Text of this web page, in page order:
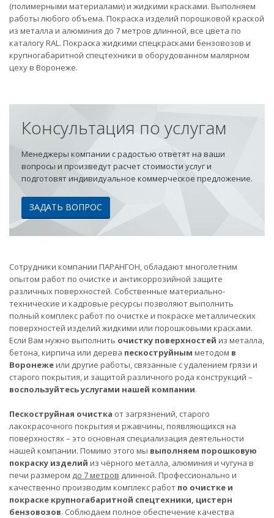
(полимерными материалами) и жидкими красками. Выполняем
работы любого объема. Покраска изделий порошковой краской
из металла и алюминия до 7 метров длинной, все цвета по
каталогу RAL. Покраска жидкими спецкрасками бензовозов и
крупногабаритной спецтехники в оборудованном малярном
цеху в Воронеже.
Консультация по услугам
Менеджеры компании с радостью ответят на ваши
вопросы и произведут расчет стоимости услуг и
подготовят индивидуальное коммерческое предложение.
ЗАДАТЬ ВОПРОС
Сотрудники компании ПАРАНГОН, обладают многолетним
опытом работ по очистке и антикоррозийной защите
различных поверхностей. Собственные материально-
технические и кадровые ресурсы позволяют выполнить
полный комплекс работ по очистке и покраске металлических
поверхностей изделий жидкими или порошковыми красками.
Если Вам нужно выполнить очистку поверхностей из металла,
бетона, кирпича или дерева пескоструйным методом в
Воронежеили другие работы, связанные с удалением грязи и
старого покрытия, и защитой различного рода конструкций –
воспользуйтесь услугами нашей компании.
Пескоструйная очистка от загрязнений, старого
лакокрасочного покрытия и ржавчины, появляющихся на
поверхностях – это основная специализация деятельности
нашей компании. Помимо этого мы выполняем порошковую
покраску изделий из чёрного металла, алюминия и чугуна в
печи размером до 7 метров длинной. Профессионально и
качественно производим комплекс работ по очистке и
покраске крупногабаритной спецтехники, цистерн
бензовозов. Соблюдаем полное обеспечение качества